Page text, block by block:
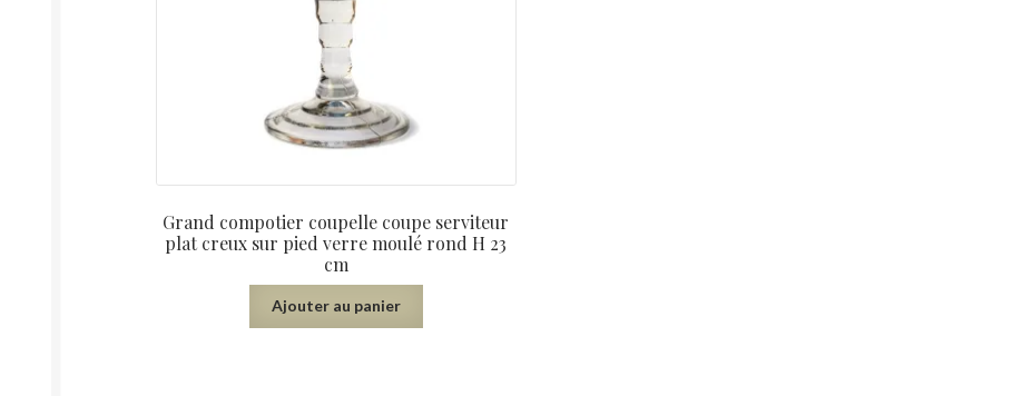
Grand compotier coupelle coupe serviteur
plat creux sur pied verre moulé rond H 23
cm
Ajouter au panier